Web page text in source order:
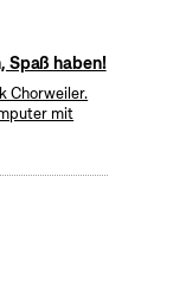
Spaß haben!
Chorweiler.
mit